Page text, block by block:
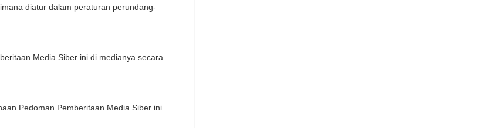
diatur dalam peraturan perundang-
Media Siber ini di medianya secara
Pedoman Pemberitaan Media Siber ini